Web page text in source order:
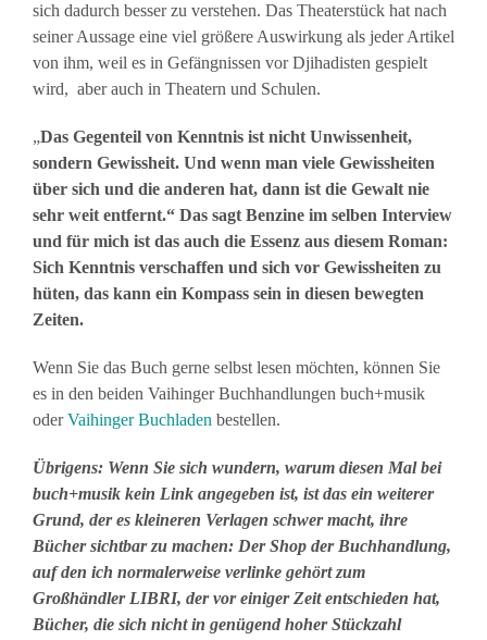
sich dadurch besser zu verstehen. Das Theaterstück hat nach
seiner Aussage eine viel größere Auswirkung als jeder Artikel
von ihm, weil es in Gefängnissen vor Djihadisten gespielt
wird, aber auch in Theatern und Schulen.
„Das Gegenteil von Kenntnis ist nicht Unwissenheit,
sondern Gewissheit. Und wenn man viele Gewissheiten
über sich und die anderen hat, dann ist die Gewalt nie
sehr weit entfernt.“ Das sagt Benzine im selben Interview
und für mich ist das auch die Essenz aus diesem Roman:
Sich Kenntnis verschaffen und sich vor Gewissheiten zu
hüten, das kann ein Kompass sein in diesen bewegten
Zeiten.
Wenn Sie das Buch gerne selbst lesen möchten, können Sie
es in den beiden Vaihinger Buchhandlungen buch+musik
oderVaihinger Buchladen bestellen.
Übrigens: Wenn Sie sich wundern, warum diesen Mal bei
buch+musik kein Link angegeben ist, ist das ein weiterer
Grund, der es kleineren Verlagen schwer macht, ihre
Bücher sichtbar zu machen: Der Shop der Buchhandlung,
auf den ich normalerweise verlinke gehört zum
Großhändler LIBRI, der vor einiger Zeit entschieden hat,
Bücher, die sich nicht in genügend hoher Stückzahl